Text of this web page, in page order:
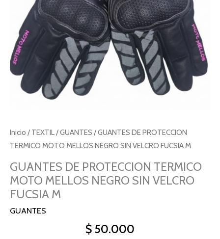
Inicio / TEXTIL/GUANTES / GUANTES DE PROTECCION
TERMICO MOTO MELLOS NEGRO SIN VELCRO FUCSIA M
GUANTES DE PROTECCION TERMICO
MOTO MELLOS NEGRO SIN VELCRO
FUCSIA M
GUANTES
$ 50.000
VELCRO
FUCSIA
M
cantidad